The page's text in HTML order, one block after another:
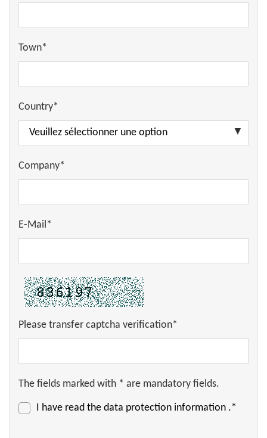
Town*
Country*
Company*
E-Mail*
Please transfer captcha verification*
The fields marked with * are mandatory fields.
I have read the data protection information .*